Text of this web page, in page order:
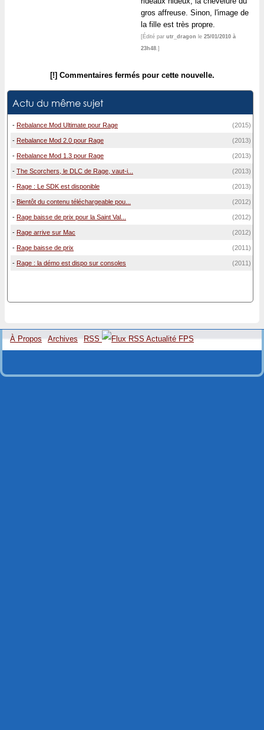
gros affreuse. Sinon, l'image de
la fille est très propre.
[Édité par utr_dragon le 25/01/2010 à
23h48.]
[!] Commentaires fermés pour cette nouvelle.
Actu du même sujet
- Rebalance Mod Ultimate pour Rage (2015)
- Rebalance Mod 2.0 pour Rage (2013)
- Rebalance Mod 1.3 pour Rage (2013)
- The Scorchers, le DLC de Rage, vaut-i... (2013)
- Rage : Le SDK est disponible (2013)
- Bientôt du contenu téléchargeable pou... (2012)
- Rage baisse de prix pour la Saint Val... (2012)
- Rage arrive sur Mac (2012)
- Rage baisse de prix (2011)
- Rage : la démo est dispo sur consoles (2011)
À Propos Archives RSS